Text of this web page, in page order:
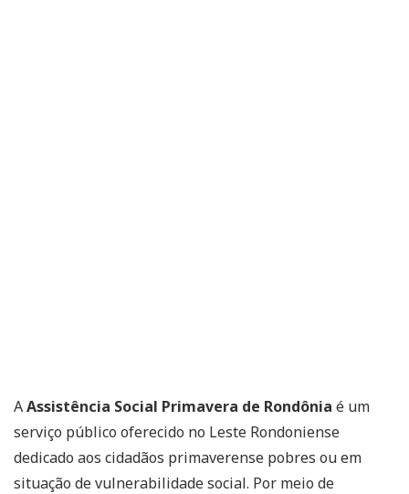
AAssistência Social Primavera de Rondônia é um
serviço público oferecido no Leste Rondoniense
dedicado aos cidadãos primaverense pobres ou em
situação de vulnerabilidade social. Por meio de